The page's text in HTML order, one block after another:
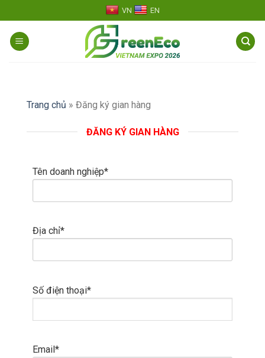
to
content
VN EN
Trang chủ » Đăng ký gian hàng
ĐĂNG KÝ GIAN HÀNG
Tên doanh nghiệp*
Địa chỉ*
Số điện thoại*
Email*